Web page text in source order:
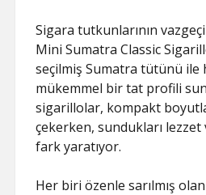
INSTAGRAM BOT
LISTE
Sigara tutkunlarının
Mini Sumatra Classic
seçilmiş Sumatra tütünü ile
mükemmel bir tat profili
sigarillolar, kompakt
çekerken, sundukları
fark yaratıyor.
Her biri özenle sarılmış